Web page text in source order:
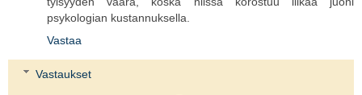
psykologian kustannuksella.
Vastaa
Vastaukset